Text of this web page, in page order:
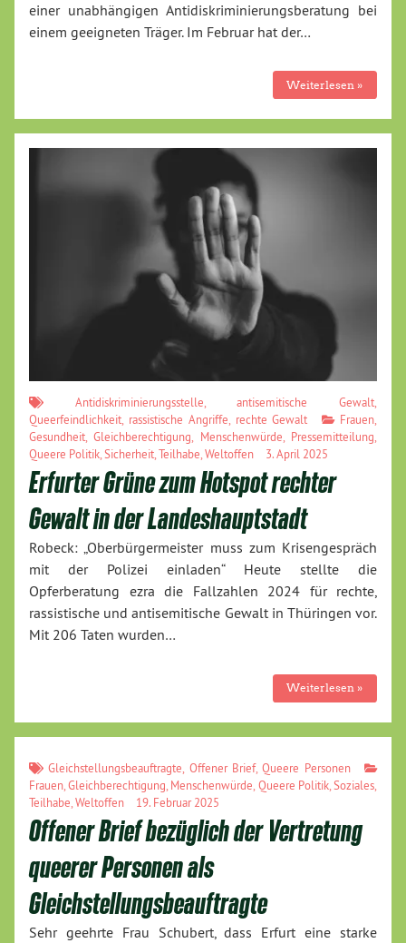
einer unabhängigen Antidiskriminierungsberatung bei
einem geeigneten Träger. Im Februar hat der…
Weiterlesen »
Antidiskriminierungsstelle,antisemitische Gewalt,
Queerfeindlichkeit, rassistische Angriffe, rechte Gewalt Frauen,
Gesundheit,Gleichberechtigung, Menschenwürde, Pressemitteilung,
Queere Politik,Sicherheit,Teilhabe,Weltoffen 3. April 2025
Erfurter Grüne zum Hotspot rechter
Gewalt in der Landeshauptstadt
Robeck: „Oberbürgermeister muss zum Krisengespräch
mit der Polizei einladen“ Heute stellte die
Opferberatung ezra die Fallzahlen 2024 für rechte,
rassistische und antisemitische Gewalt in Thüringen vor.
Mit 206 Taten wurden…
Weiterlesen »
Gleichstellungsbeauftragte Offener Brief,Queere Personen
Frauen ,Gleichberechtigung Menschenwürde Queere Politik,Soziales
Teilhabe Weltoffen 19. Februar 2025
Offener Brief bezüglich der Vertretung
queerer Personen als
Gleichstellungsbeauftragte
Sehr geehrte Frau Schubert, dass Erfurt eine starke